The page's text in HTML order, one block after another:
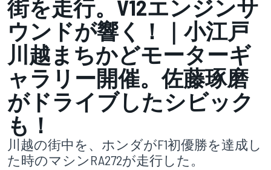
街を走行。V12エンジンサ
ウンドが響く！｜小江戸
川越まちかどモーターギ
ャラリー開催。佐藤琢磨
がドライブしたシビック
も！
川越の街中を、ホンダがF1初優勝を達成し
た時のマシンRA272が走行した。